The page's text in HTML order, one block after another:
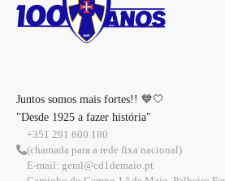
Juntos somos mais fortes!! 💙🤍
"Desde 1925 a fazer história"
+351 291 600 180
(chamada para a rede fixa nacional)
E-mail: geral@cd1demaio.pt